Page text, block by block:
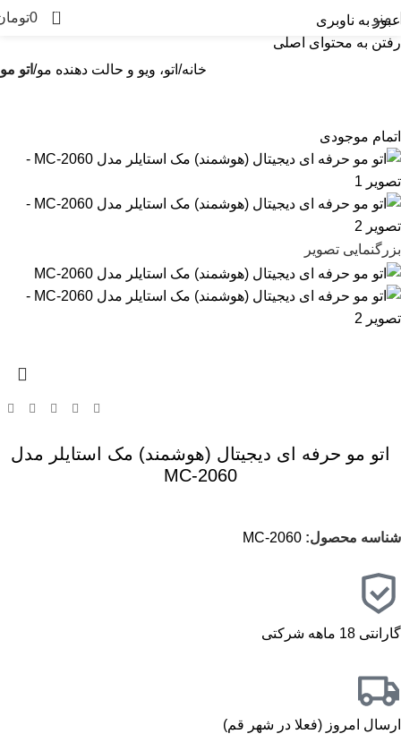
عبور به ناوبری
رفتن به محتوای اصلی
منو 0
0
خانه اتو، ویو و حالت دهنده مو اتو مو
اتمام موجودی
بزرگنمایی تصویر
اتو مو حرفه ای دیجیتال (هوشمند) مک استایلر مدل
MC-2060
شناسه محصول: MC-2060
گارانتی 18 ماهه شرکتی
ارسال امروز (فعلا در شهر قم)